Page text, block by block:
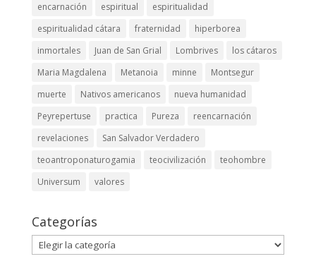
encarnación
espiritual
espiritualidad
espiritualidad cátara
fraternidad
hiperborea
inmortales
Juan de San Grial Lombrives
los cátaros
Maria Magdalena
Metanoia minne
Montsegur
muerte
Nativos americanos
nueva humanidad
Peyrepertuse
practica Pureza
reencarnación
revelaciones
San Salvador Verdadero
teoantroponaturogamia
teocivilización
teohombre
Universum
valores
Categorías
Categorías